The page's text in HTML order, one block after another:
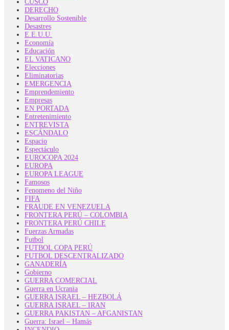
CUSCO
DERECHO
Desarrollo Sostenible
Desastres
E.E.U.U.
Economía
Educación
EL VATICANO
Elecciones
Eliminatorias
EMERGENCIA
Emprendemiento
Empresas
EN PORTADA
Entretenimiento
ENTREVISTA
ESCÁNDALO
Espacio
Espectáculo
EUROCOPA 2024
EUROPA
EUROPA LEAGUE
Famosos
Fenomeno del Niño
FIFA
FRAUDE EN VENEZUELA
FRONTERA PERÚ – COLOMBIA
FRONTERA PERÚ CHILE
Fuerzas Armadas
Futbol
FUTBOL COPA PERÚ
FUTBOL DESCENTRALIZADO
GANADERÍA
Gobierno
GUERRA COMERCIAL
Guerra en Ucrania
GUERRA ISRAEL – HEZBOLÁ
GUERRA ISRAEL – IRAN
GUERRA PAKISTAN – AFGANISTAN
Guerra: Israel – Hamás